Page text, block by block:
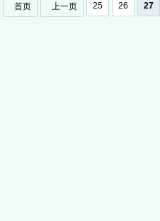
首页 上一页 25 26 27